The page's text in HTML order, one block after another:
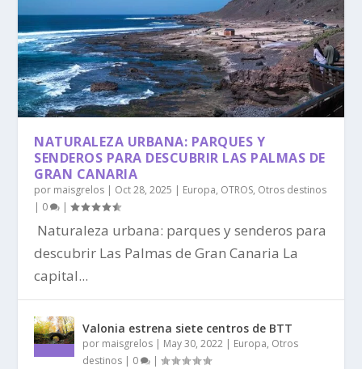
NATURALEZA URBANA: PARQUES Y
SENDEROS PARA DESCUBRIR LAS PALMAS DE
GRAN CANARIA
por maisgrelos | Oct 28, 2025 | Europa, OTROS, Otros destinos
| 0 |
Naturaleza urbana: parques y senderos para
descubrir Las Palmas de Gran Canaria La
capital...
Valonia estrena siete centros de BTT
por maisgrelos | May 30, 2022 | Europa, Otros
destinos | 0 |